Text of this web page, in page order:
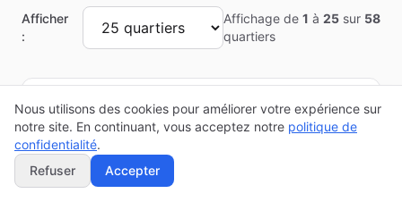
Afficher
:
Affichage de 1 à 25 sur 58
quartiers
Top 10 des quartiers àAmiens
Classement basé sur le score d'investissement
calculé à partir des données INSEE
Nous utilisons des cookies pour améliorer votre expérience sur
notre site. En continuant, vous acceptez notre politique de
confidentialité.
Refuser
Accepter